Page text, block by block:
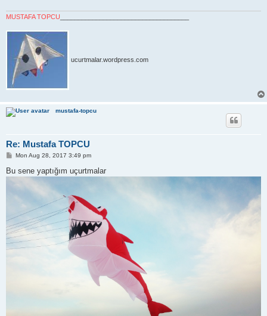
MUSTAFA TOPCU
ucurtmalar.wordpress.com
mustafa-topcu
Re: Mustafa TOPCU
P
s
t
Mon Aug 28, 2017 3:49 pm
Bu sene yaptığım uçurtmalar